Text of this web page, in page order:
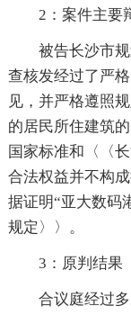
2：案件主要
被告长沙市
查核发经过了严
见，并严格遵照
的居民所住建筑
国家标准和〈〈
合法权益并不构
据证明“亚大数码
规定〉〉。
3：原判结果
合议庭经过